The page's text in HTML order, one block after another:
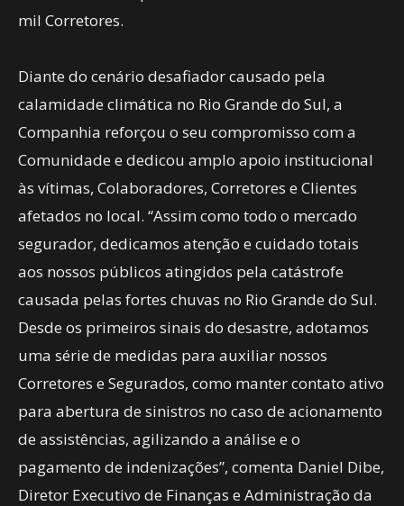
mil Corretores.
Diante do cenário desafiador causado pela
calamidade climática no Rio Grande do Sul, a
Companhia reforçou o seu compromisso com a
Comunidade e dedicou amplo apoio institucional
às vítimas, Colaboradores, Corretores e Clientes
afetados no local. “Assim como todo o mercado
segurador, dedicamos atenção e cuidado totais
aos nossos públicos atingidos pela catástrofe
causada pelas fortes chuvas no Rio Grande do Sul.
Desde os primeiros sinais do desastre, adotamos
uma série de medidas para auxiliar nossos
Corretores e Segurados, como manter contato ativo
para abertura de sinistros no caso de acionamento
de assistências, agilizando a análise e o
pagamento de indenizações”, comenta Daniel Dibe,
Diretor Executivo de Finanças e Administração da